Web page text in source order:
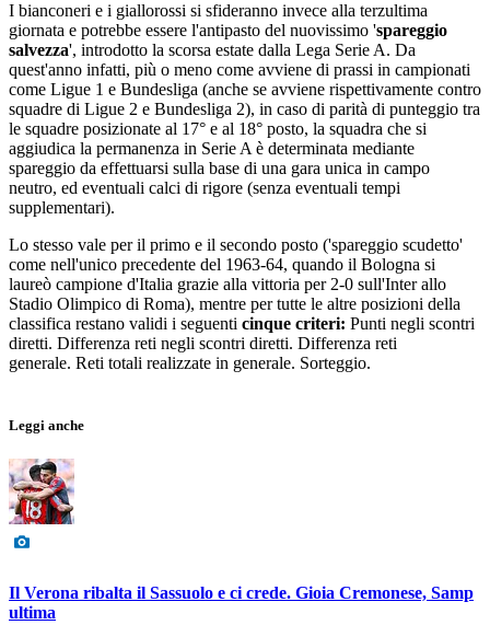
I bianconeri e i giallorossi si sfideranno invece alla terzultima
giornata e potrebbe essere l'antipasto del nuovissimo 'spareggio
salvezza', introdotto la scorsa estate dalla Lega Serie A. Da
quest'anno infatti, più o meno come avviene di prassi in campionati
come Ligue 1 e Bundesliga (anche se avviene rispettivamente contro
squadre di Ligue 2 e Bundesliga 2), in caso di parità di punteggio tra
le squadre posizionate al 17° e al 18° posto, la squadra che si
aggiudica la permanenza in Serie A è determinata mediante
spareggio da effettuarsi sulla base di una gara unica in campo
neutro, ed eventuali calci di rigore (senza eventuali tempi
supplementari).
Lo stesso vale per il primo e il secondo posto ('spareggio scudetto'
come nell'unico precedente del 1963-64, quando il Bologna si
laureò campione d'Italia grazie alla vittoria per 2-0 sull'Inter allo
Stadio Olimpico di Roma), mentre per tutte le altre posizioni della
classifica restano validi i seguenti cinque criteri: Punti negli scontri
diretti. Differenza reti negli scontri diretti. Differenza reti
generale. Reti totali realizzate in generale. Sorteggio.
Leggi anche
Il Verona ribalta il Sassuolo e ci crede. Gioia Cremonese, Samp
ultima